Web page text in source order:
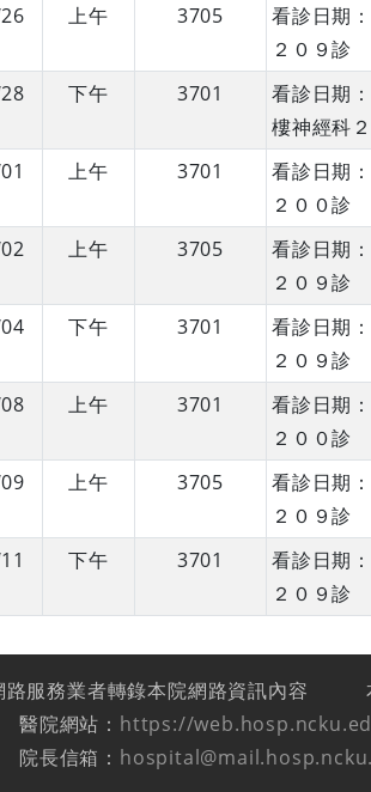
上午 3705
看診日期
２０９診
下午 3701
看診日期
樓神經科
上午 3701
看診日期
２００診
上午 3705
看診日期
２０９診
下午 3701
看診日期
２０９診
上午 3701
看診日期
２００診
上午 3705
看診日期
２０９診
下午 3701
看診日期
２０９診
路服務業者轉錄本院網路資訊內容
醫院網站： https://
院長信箱：